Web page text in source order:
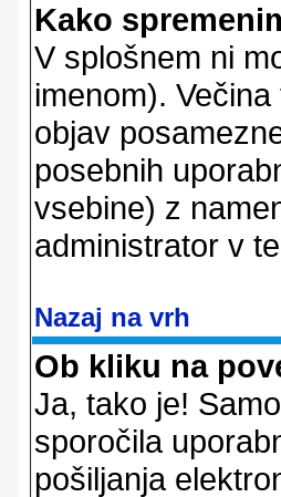
Kako
V splošnem ni
imenom).
objav
posebnih
vsebine) z
administrator v
Nazaj na vrh
Ob kliku na
Ja, tako je!
sporočila
pošiljanja